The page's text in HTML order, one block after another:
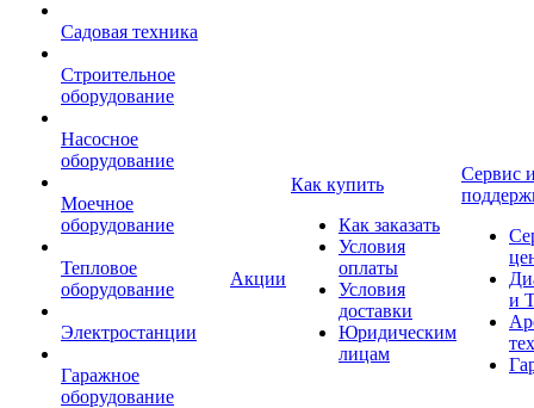
Садовая техника
Строительное
оборудование
Насосное
оборудование
Моечное
оборудование
Тепловое
оборудование
Электростанции
Гаражное
оборудование
Акции
Как купить
Как заказать
Условия
оплаты
Условия
доставки
Юридическим
лицам
Сервис
и